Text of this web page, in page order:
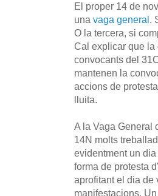
El proper 14 de
una vaga general.
O la tercera, si
Cal explicar que la
convocants del
mantenen la
accions de
lluita.
A la Vaga General
14N molts
evidentment un
forma de protesta
aprofitant el dia de
manifestacions.